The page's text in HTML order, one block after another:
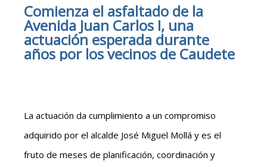
Comienza el asfaltado de la
Avenida Juan Carlos I, una
actuación esperada durante
años por los vecinos de Caudete
La actuación da cumplimiento a un compromiso
adquirido por el alcalde José Miguel Mollá y es el
fruto de meses de planificación, coordinación y